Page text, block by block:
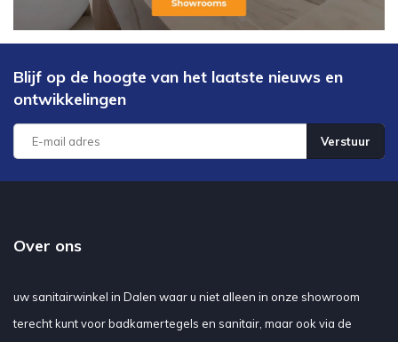
Blijf op de hoogte van het laatste nieuws en
ontwikkelingen
Verstuur
Over ons
uw sanitairwinkel in Dalen waar u niet alleen in onze showroom
terecht kunt voor badkamertegels en sanitair, maar ook via de